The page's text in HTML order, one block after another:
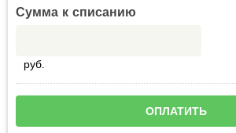
Сумма к списанию
руб.